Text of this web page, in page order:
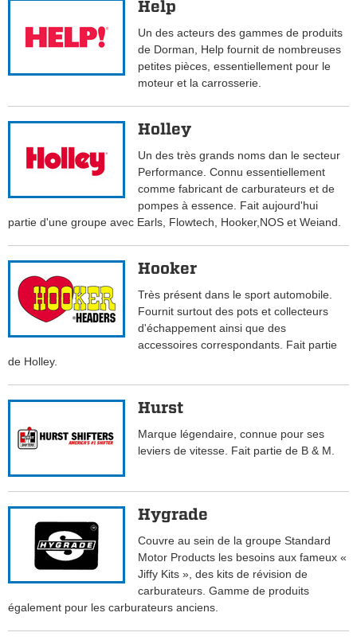
Help
Un des acteurs des gammes de produits
de Dorman, Help fournit de nombreuses
petites pièces, essentiellement pour le
moteur et la carrosserie.
Holley
Un des très grands noms dan le secteur
Performance. Connu essentiellement
comme fabricant de carburateurs et de
pompes à essence. Fait aujourd'hui
partie d'une groupe avec Earls, Flowtech, Hooker,NOS et Weiand.
Hooker
Très présent dans le sport automobile.
Fournit surtout des pots et collecteurs
d'échappement ainsi que des
accessoires correspondants. Fait partie
de Holley.
Hurst
Marque légendaire, connue pour ses
leviers de vitesse. Fait partie de B & M.
Hygrade
Couvre au sein de la groupe Standard
Motor Products les besoins aux fameux «
Jiffy Kits », des kits de révision de
carburateurs. Gamme de produits
également pour les carburateurs anciens.